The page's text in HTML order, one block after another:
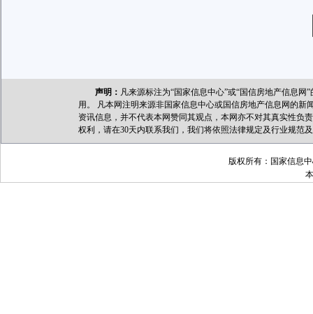
声明： 凡来源标注为“国家信息中心”或“国信房地产信息
用。 凡本网注明来源非国家信息中心或国信房地产信息网的
资讯信息，并不代表本网赞同其观点，本网亦不对其真实性负
权利，请在30天内联系我们，我们将依照法律规定及行业规范
版权所有：国家信息